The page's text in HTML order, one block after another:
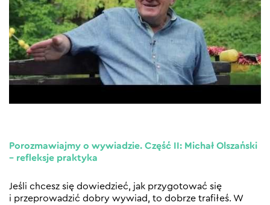
Porozmawiajmy o wywiadzie. Część II: Michał Olszański
– refleksje praktyka
Jeśli chcesz się dowiedzieć, jak przygotować się
i przeprowadzić dobry wywiad, to dobrze trafiłeś. W